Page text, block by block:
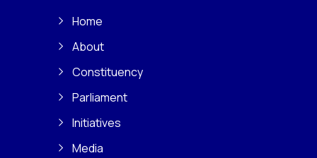
Home
About
Constituency
Parliament
Initiatives
Media